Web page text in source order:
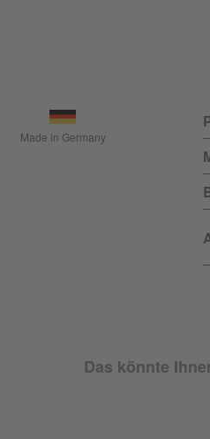
Made in Germany
Das könnte